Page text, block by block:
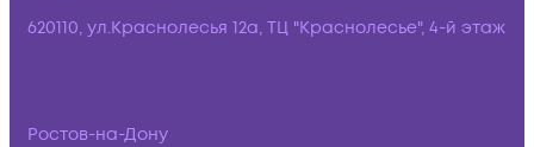
620110, ул.Краснолесья 12а, ТЦ "Краснолесье", 4-й этаж
Ростов-на-Дону